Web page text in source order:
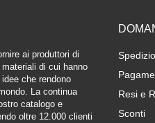
ai produttori di
di cui hanno
che rendono
La continua
catalogo e
oltre 12.000 clienti
Resi e
Sconti